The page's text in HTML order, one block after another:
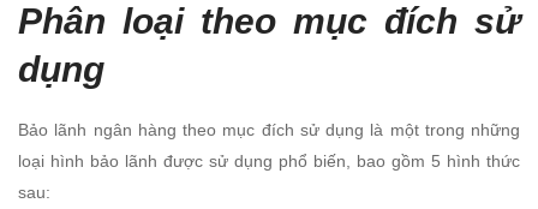
Phân loại theo mục đích sử
dụng
Bảo lãnh ngân hàng theo mục đích sử dụng là một trong những
loại hình bảo lãnh được sử dụng phổ biến, bao gồm 5 hình thức
sau: